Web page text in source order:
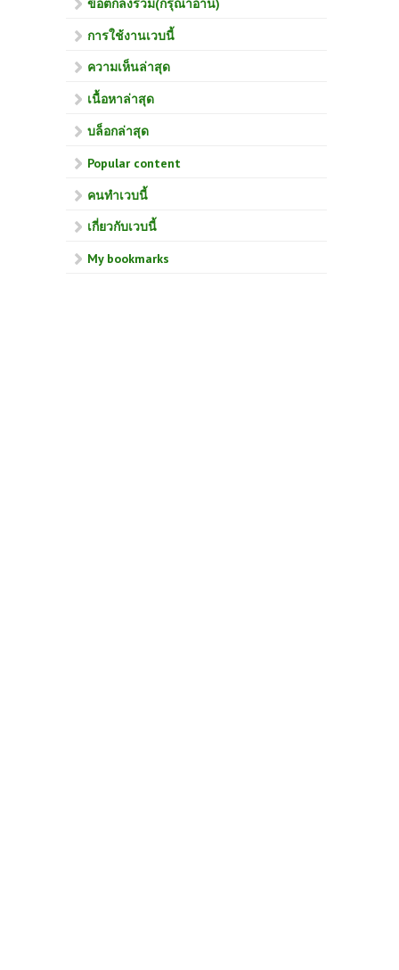
ข้อตกลงร่วม(กรุณาอ่าน)
การใช้งานเวบนี้
ความเห็นล่าสุด
เนื้อหาล่าสุด
บล็อกล่าสุด
Popular content
คนทำเวบนี้
เกี่ยวกับเวบนี้
My bookmarks